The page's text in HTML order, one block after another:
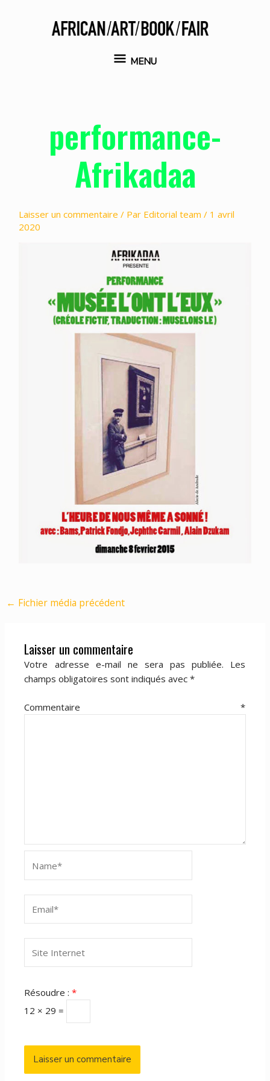
MENU
MENU
performance-
Afrikadaa
Laisser un commentaire / Par Editorial team / 1 avril
2020
← Fichier média précédent
Laisser un commentaire
Votre adresse e-mail ne sera pas publiée.
Les
champs obligatoires sont indiqués avec*
Commentaire*
Internet
Résoudre :*
12 × 29 =